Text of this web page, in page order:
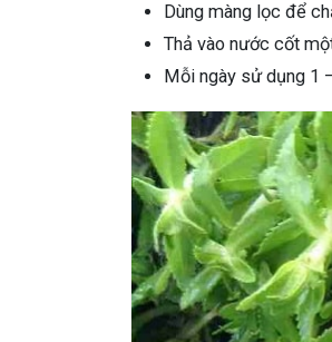
Dùng màng lọc để
Thả vào nước cốt
Mỗi ngày sử dụng 1